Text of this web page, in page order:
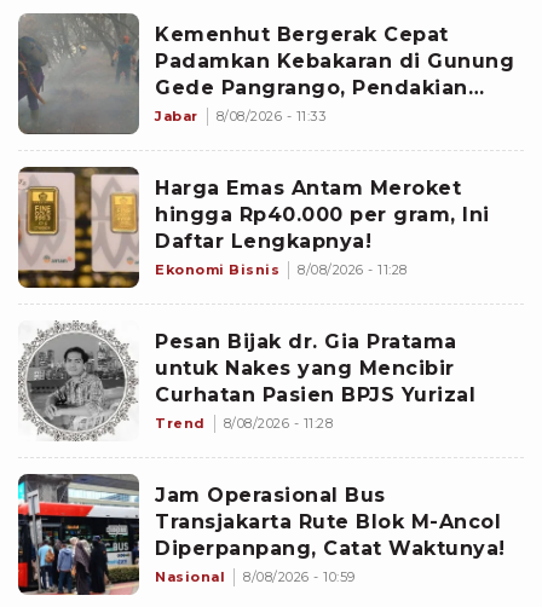
Kemenhut Bergerak Cepat
Padamkan Kebakaran di Gunung
Gede Pangrango, Pendakian
Ditutup
Jabar 8/08/2026 - 11:33
Harga Emas Antam Meroket
hingga Rp40.000 per gram, Ini
Daftar Lengkapnya!
Ekonomi Bisnis 8/08/2026 - 11:28
Pesan Bijak dr. Gia Pratama
untuk Nakes yang Mencibir
Curhatan Pasien BPJS Yurizal
Trend 8/08/2026 - 11:28
Jam Operasional Bus
Transjakarta Rute Blok M-Ancol
Diperpanpang, Catat Waktunya!
Nasional 8/08/2026 - 10:59